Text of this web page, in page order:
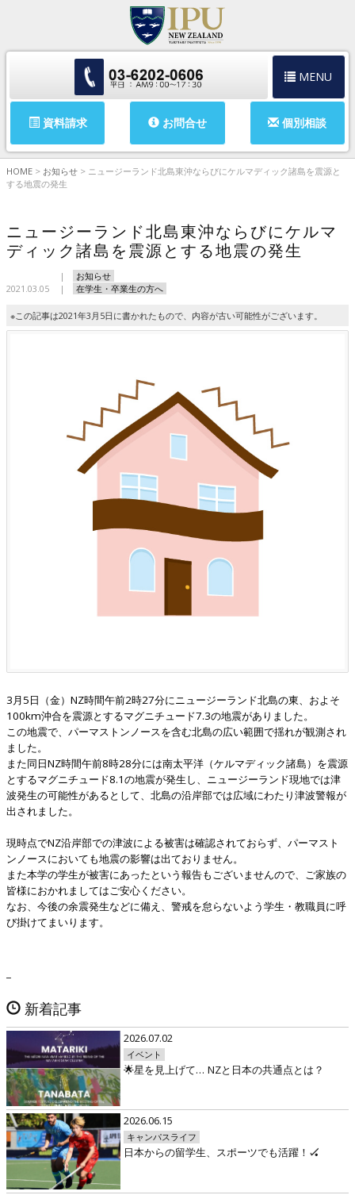
MENU
資料請求 お問合せ 個別相談
HOME > お知らせ > ニュージーランド北島東沖ならびにケルマディック諸島を震源と
する地震の発生
ニュージーランド北島東沖ならびにケルマ
ディック諸島を震源とする地震の発生
2021.03.05
お知らせ
在学生・卒業生の方へ
※この記事は2021年3月5日に書かれたもので、内容が古い可能性がございます。
3月5日（金） NZ時間午前2時27分にニュージーランド北島の東、 およそ
100km沖合を震源とするマグニチュード7.3の地震がありました。
この地震で、パーマストンノースを含む北島の広い範囲で揺れが観測され
ました。
また同日NZ時間午前8時28分には南太平洋（ケルマディック諸島）を震源
とするマグニチュード8.1の地震が発生し、 ニュージーランド現地では津
波発生の可能性があるとして、北島の沿岸部では広域にわたり津波警報が
出されました。
現時点でNZ沿岸部での津波による被害は確認されておらず、 パーマスト
ンノースにおいても地震の影響は出ておりません。
また本学の学生が被害にあったという報告もございませんので、 ご家族の
皆様におかれましてはご安心ください。
なお、今後の余震発生などに備え、警戒を怠らないよう学生・教職員に呼
び掛けてまいります。
新着記事
2026.07.02
イベント
🌟星を見上げて… NZと日本の共通点とは？
2026.06.15
キャンパスライフ
日本からの留学生、スポーツでも活躍！🏑